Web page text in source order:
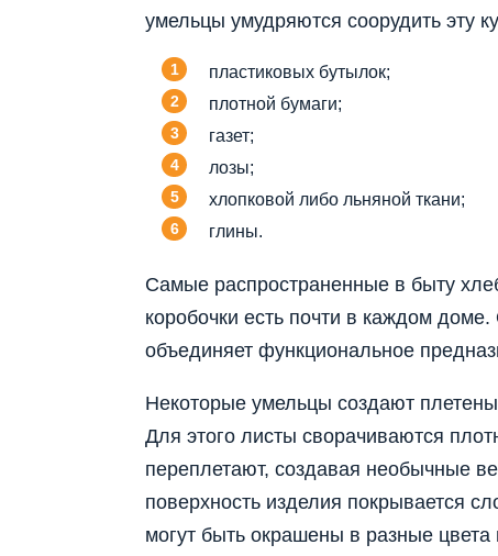
умельцы умудряются соорудить эту
пластиковых бутылок;
плотной бумаги;
газет;
лозы;
хлопковой либо льняной ткани;
глины.
Самые распространенные в быту
коробочки есть почти в каждом
объединяет функциональное
Некоторые умельцы создают
Для этого листы сворачиваются
переплетают, создавая необычные
поверхность изделия покрывается
могут быть окрашены в разные